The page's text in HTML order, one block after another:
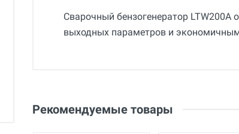
Сварочный бензогенератор
выходных параметров и
Страна производства
Рекомендуемые товары